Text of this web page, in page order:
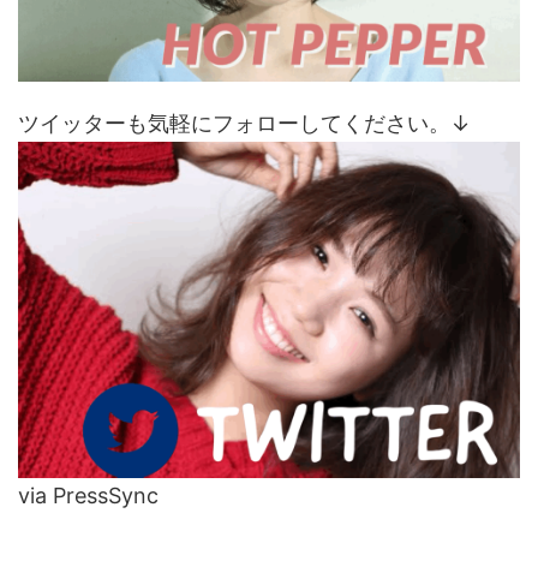
ツイッターも気軽にフォローしてください。↓
via PressSync